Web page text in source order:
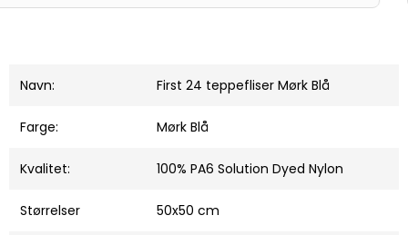
Navn: First 24 teppefliser Mørk Blå
Farge: Mørk Blå
Kvalitet: 100% PA6 Solution Dyed Nylon
Størrelser 50x50 cm